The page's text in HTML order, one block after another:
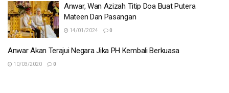
Anwar, Wan Azizah Titip Doa Buat Putera
Mateen Dan Pasangan
14/01/2024 0
Anwar Akan Terajui Negara Jika PH Kembali Berkuasa
10/03/2020 0